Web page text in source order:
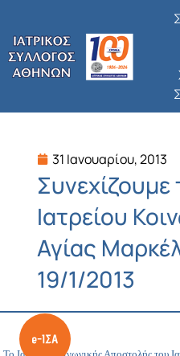
31 Ιανουαρίου, 2013
Ιατρείου
Αγίας
19/1/2013